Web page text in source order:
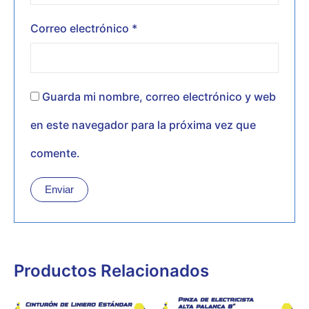
Correo electrónico *
Guarda mi nombre, correo electrónico y web
en este navegador para la próxima vez que
comente.
Productos Relacionados